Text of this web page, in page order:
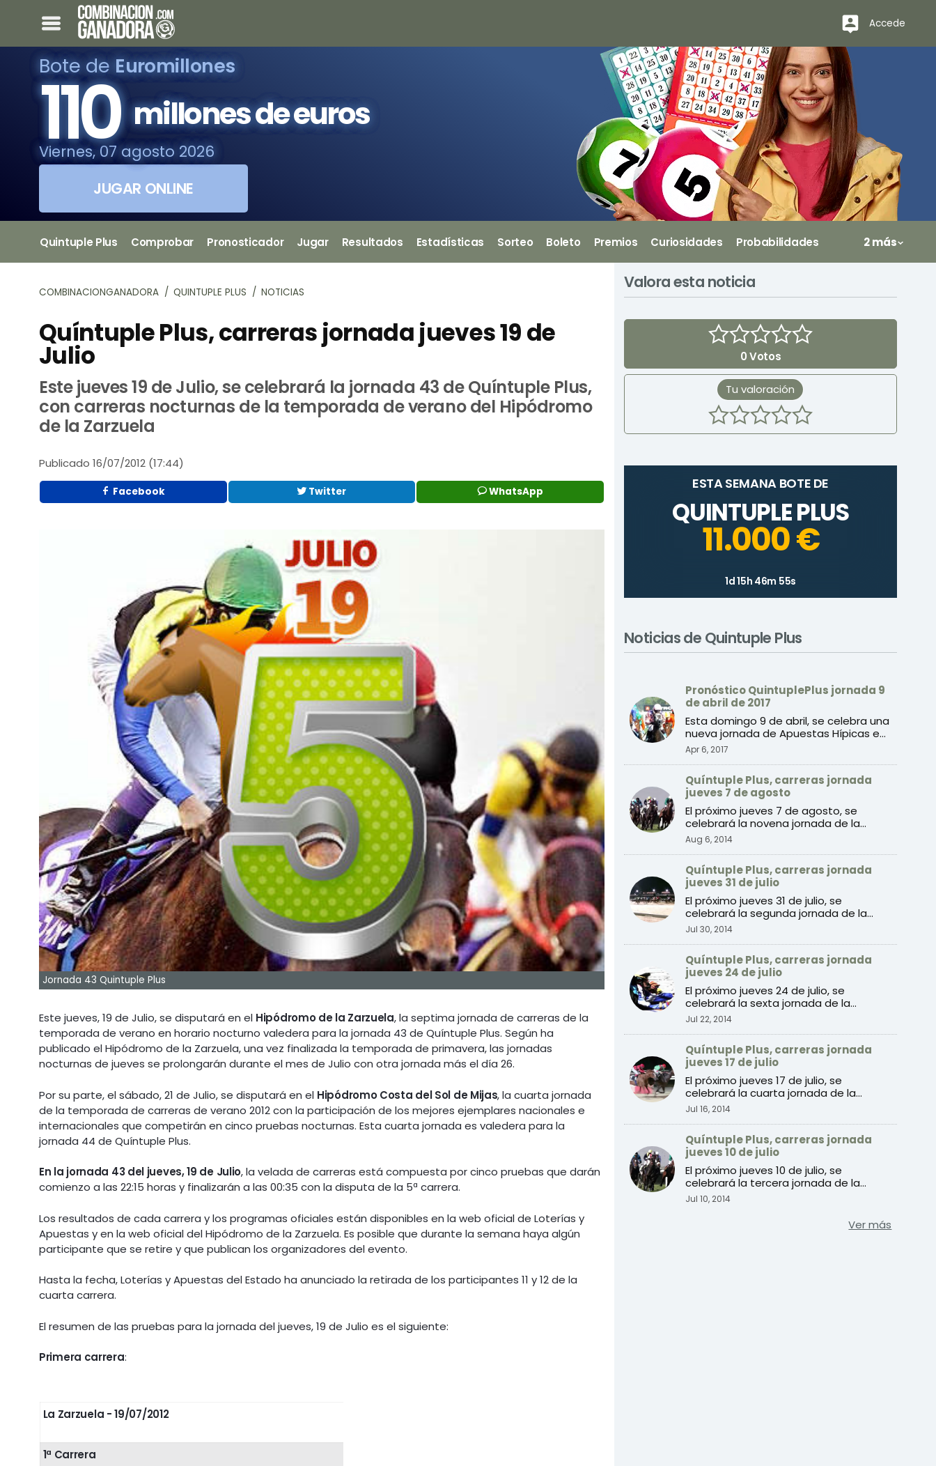
Accede
Bote de Euromillones
110 millones de euros
Viernes, 07 agosto 2026
JUGAR ONLINE
Quintuple Plus Comprobar Pronosticador Jugar Resultados Estadísticas Sorteo Boleto Premios Curiosidades Probabilidades 2 más
COMBINACIONGANADORA QUINTUPLE PLUS NOTICIAS
Quíntuple Plus, carreras jornada jueves 19 de
Julio
Este jueves 19 de Julio, se celebrará la jornada 43 de Quíntuple Plus,
con carreras nocturnas de la temporada de verano del Hipódromo
de la Zarzuela
Publicado 16/07/2012 (17:44)
Facebook Twitter WhatsApp
Jornada 43 Quintuple Plus
Este jueves, 19 de Julio, se disputará en el Hipódromo de la Zarzuela, la septima jornada de carreras de la
temporada de verano en horario nocturno valedera para la jornada 43 de Quíntuple Plus. Según ha
publicado el Hipódromo de la Zarzuela, una vez finalizada la temporada de primavera, las jornadas
nocturnas de jueves se prolongarán durante el mes de Julio con otra jornada más el día 26.
Por su parte, el sábado, 21 de Julio, se disputará en el Hipódromo Costa del Sol de Mijas, la cuarta jornada
de la temporada de carreras de verano 2012 con la participación de los mejores ejemplares nacionales e
internacionales que competirán en cinco pruebas nocturnas. Esta cuarta jornada es valedera para la
jornada 44 de Quíntuple Plus.
En la jornada 43 del jueves, 19 de Julio, la velada de carreras está compuesta por cinco pruebas que darán
comienzo a las 22:15 horas y finalizarán a las 00:35 con la disputa de la 5ª carrera.
Los resultados de cada carrera y los programas oficiales están disponibles en la web oficial de Loterías y
Apuestas y en la web oficial del Hipódromo de la Zarzuela. Es posible que durante la semana haya algún
participante que se retire y que publican los organizadores del evento.
Hasta la fecha, Loterías y Apuestas del Estado ha anunciado la retirada de los participantes 11 y 12 de la
cuarta carrera.
El resumen de las pruebas para la jornada del jueves, 19 de Julio es el siguiente:
Primera carrera:
La Zarzuela - 19/07/2012
1ª Carrera
Valora esta noticia
0Votos
Tu valoración
ESTA SEMANA BOTE DE
QUINTUPLE PLUS
11.000 €
1d 15h 46m 55s
Noticias de Quintuple Plus
Pronóstico QuintuplePlus jornada 9
de abril de 2017
Esta domingo 9 de abril, se celebra una
nueva jornada de Apuestas Hípicas en
Apr 6, 2017
Quíntuple Plus, carreras jornada
jueves 7 de agosto
El próximo jueves 7 de agosto, se
celebrará la novena jornada de la
Aug 6, 2014
Quíntuple Plus, carreras jornada
jueves 31 de julio
El próximo jueves 31 de julio, se
celebrará la segunda jornada de la
temporada de verano 2014 de ...
Jul 30, 2014
Quíntuple Plus, carreras jornada
jueves 24 de julio
El próximo jueves 24 de julio, se
celebrará la sexta jornada de la
temporada de verano 2014 de c ...
Jul 22, 2014
Quíntuple Plus, carreras jornada
jueves 17 de julio
El próximo jueves 17 de julio, se
celebrará la cuarta jornada de la
Jul 16, 2014
Quíntuple Plus, carreras jornada
jueves 10 de julio
El próximo jueves 10 de julio, se
celebrará la tercera jornada de la
temporada de verano de carr ...
Jul 10, 2014
Ver más